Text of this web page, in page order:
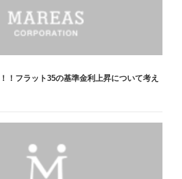
！フラット35の基準金利上昇について考え